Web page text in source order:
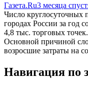
Газета.Ru3 месяца
Число круглосуточных
городах России за год
4,8 тыс. торговых
Основной причиной
возросшие затраты на
Навигация по